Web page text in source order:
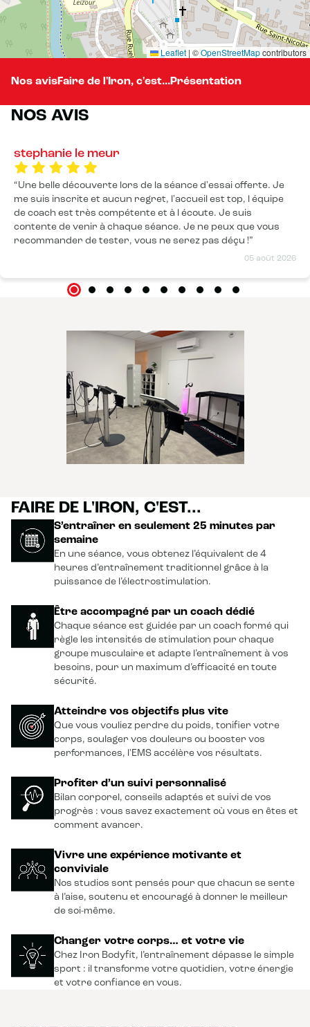
Leaflet | ©OpenStreetMapcontributors
Nos avisFaire de l'Iron, c'est...Présentation
NOS AVIS
stephanie le meur
05 août 2026
Une belle découverte lors de la séance d'essai offerte. Je
me suis inscrite et aucun regret, l'accueil est top, l équipe
de coach est très compétente et à l écoute. Je suis
contente de venir à chaque séance. Je ne peux que vous
recommander de tester, vous ne serez pas déçu !
FAIRE DE L'IRON, C'EST...
S’entraîner en seulement 25 minutes par
semaine
En une séance, vous obtenez l’équivalent de 4
heures d’entraînement traditionnel grâce à la
puissance de l’électrostimulation.
Être accompagné par un coach dédié
Chaque séance est guidée par un coach formé qui
règle les intensités de stimulation pour chaque
groupe musculaire et adapte l’entraînement à vos
besoins, pour un maximum d’efficacité en toute
sécurité.
Atteindre vos objectifs plus vite
Que vous vouliez perdre du poids, tonifier votre
corps, soulager vos douleurs ou booster vos
performances, l'EMS accélère vos résultats.
Profiter d’un suivi personnalisé
Bilan corporel, conseils adaptés et suivi de vos
progrès : vous savez exactement où vous en êtes et
comment avancer.
Vivre une expérience motivante et
conviviale
Nos studios sont pensés pour que chacun se sente
à l’aise, soutenu et encouragé à donner le meilleur
de soi-même.
Changer votre corps… et votre vie
Chez Iron Bodyfit, l’entraînement dépasse le simple
sport : il transforme votre quotidien, votre énergie
et votre confiance en vous.